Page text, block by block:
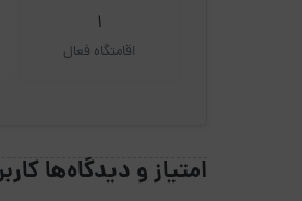
1
اقامتگاه فعال
امتیاز و دیدگاه‌ها